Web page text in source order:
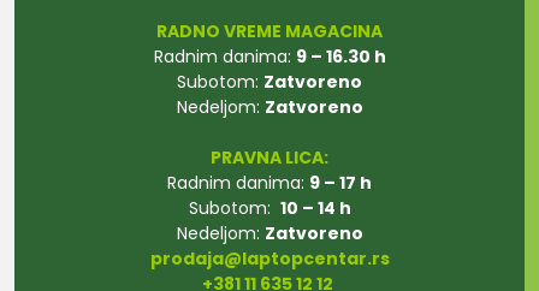
RADNO VREME MAGACINA
Radnim danima: 9 – 16.30 h
Subotom: Zatvoreno
Nedeljom: Zatvoreno
PRAVNA LICA:
Radnim danima: 9 – 17 h
Subotom: 10 – 14 h
Nedeljom: Zatvoreno
prodaja@laptopcentar.rs
+381 11 635 12 12